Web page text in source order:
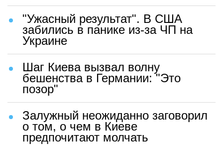
"Ужасный результат". В США
забились в панике из-за ЧП на
Украине
Шаг Киева вызвал волну
бешенства в Германии: "Это
позор"
Залужный неожиданно заговорил
о том, о чем в Киеве
предпочитают молчать